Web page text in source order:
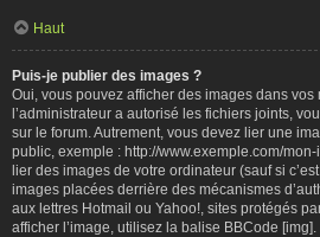
Haut
Puis-je publier des images ?
Oui, vous pouvez afficher des images dans vos
l’administrateur a autorisé les fichiers joints,
sur le forum. Autrement, vous devez lier une
public, exemple : http://www.exemple.com/
lier des images de votre ordinateur (sauf si
images placées derrière des mécanismes
aux lettres Hotmail ou Yahoo!, sites protégés
afficher l’image, utilisez la balise BBCode [img].